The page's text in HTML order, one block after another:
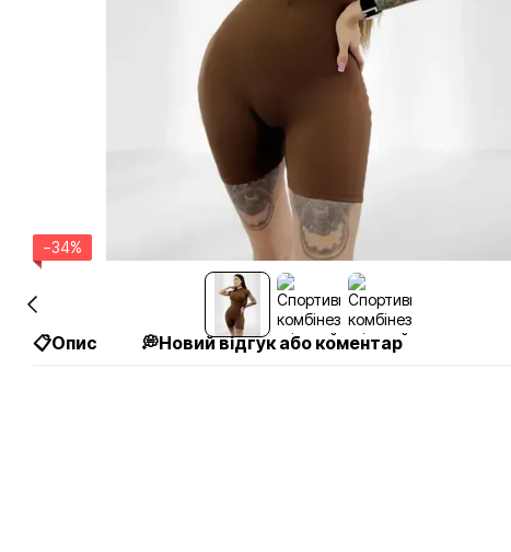
−34%
📋Опис 💭Новий відгук або коментар